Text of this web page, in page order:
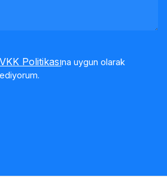
Politikasına uygun olarak
ediyorum.